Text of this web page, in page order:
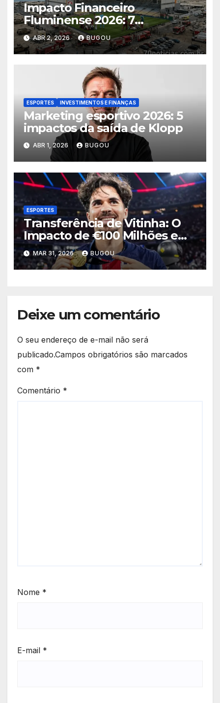
Impacto Financeiro
Fluminense 2026: 7
Consequências das Lesões
ABR 2, 2026 BUGOU
ESPORTES INVESTIMENTOS E FINANÇAS
Marketing esportivo 2026: 5
impactos da saída de Klopp
ABR 1, 2026 BUGOU
ESPORTES
Transferência de Vitinha: O
Impacto de €100 Milhões em
2026
MAR 31, 2026 BUGOU
Deixe um comentário
O seu endereço de e-mail não será
publicado.Campos obrigatórios são marcados
com *
Comentário *
Nome *
E-mail *